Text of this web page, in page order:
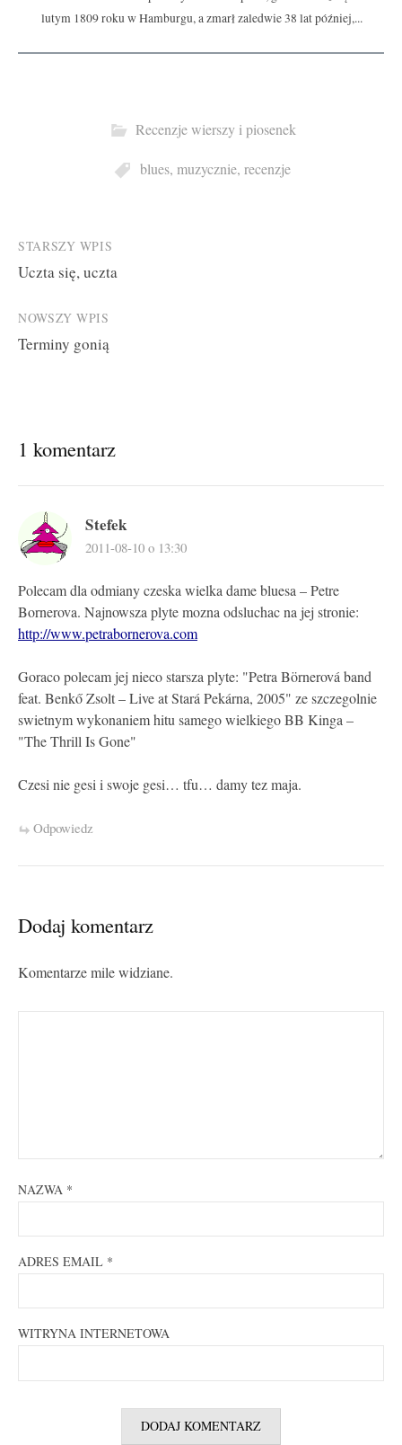
lutym 1809 roku w Hamburgu, a zmarł zaledwie 38 lat później,...
Recenzje wierszy i piosenek
blues, muzycznie, recenzje
Post
navigation
STARSZY WPIS
Uczta się, uczta
NOWSZY WPIS
Terminy gonią
1 komentarz
Stefek
2011-08-10 o 13:30
Polecam dla odmiany czeska wielka dame bluesa – Petre
Bornerova. Najnowsza plyte mozna odsluchac na jej stronie:
http://www.petrabornerova.com
Goraco polecam jej nieco starsza plyte: "Petra Börnerová band
feat. Benkő Zsolt – Live at Stará Pekárna, 2005" ze szczegolnie
swietnym wykonaniem hitu samego wielkiego BB Kinga –
"The Thrill Is Gone"
Czesi nie gesi i swoje gesi… tfu… damy tez maja.
Odpowiedz
Dodaj komentarz
Komentarze mile widziane.
NAZWA *
ADRES EMAIL *
WITRYNA INTERNETOWA